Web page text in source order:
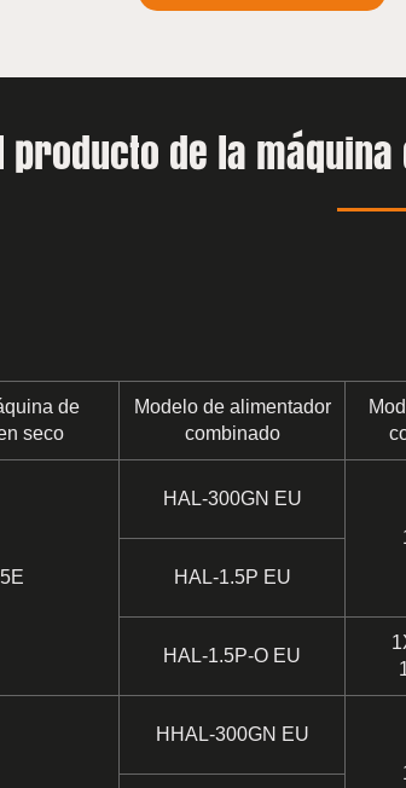
producto de la
de
seco
Modelo de alimentador
combinado
HAL-300GN EU
HAL-1.5P EU
HAL-1.5P-O EU
HHAL-300GN EU